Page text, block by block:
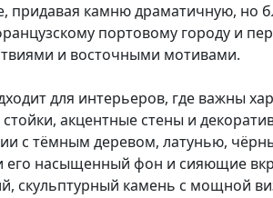
придавая камню драматичную, но
портовому городу и
и восточными мотивами.
для интерьеров, где важны
акцентные стены и
с тёмным деревом, латунью,
насыщенный фон и сияющие
скульптурный камень с мощной